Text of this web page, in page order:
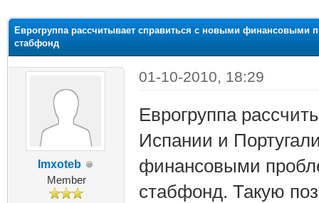
Еврогруппа рассчитывает справиться с новыми финансовыми
стабфонд
Imxoteb
Member
01-10-2010, 18:29
Еврогруппа
Испании и
финансовыми
стабфонд. Такую